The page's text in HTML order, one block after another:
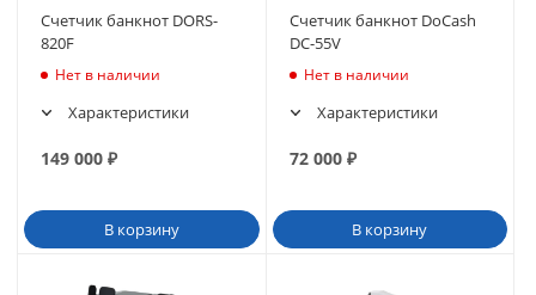
Счетчик банкнот DORS-
820F
Нет в наличии
Характеристики
149 000 ₽
В корзину
Счетчик банкнот DoCash
DC-55V
Нет в наличии
Характеристики
72 000₽
В корзину